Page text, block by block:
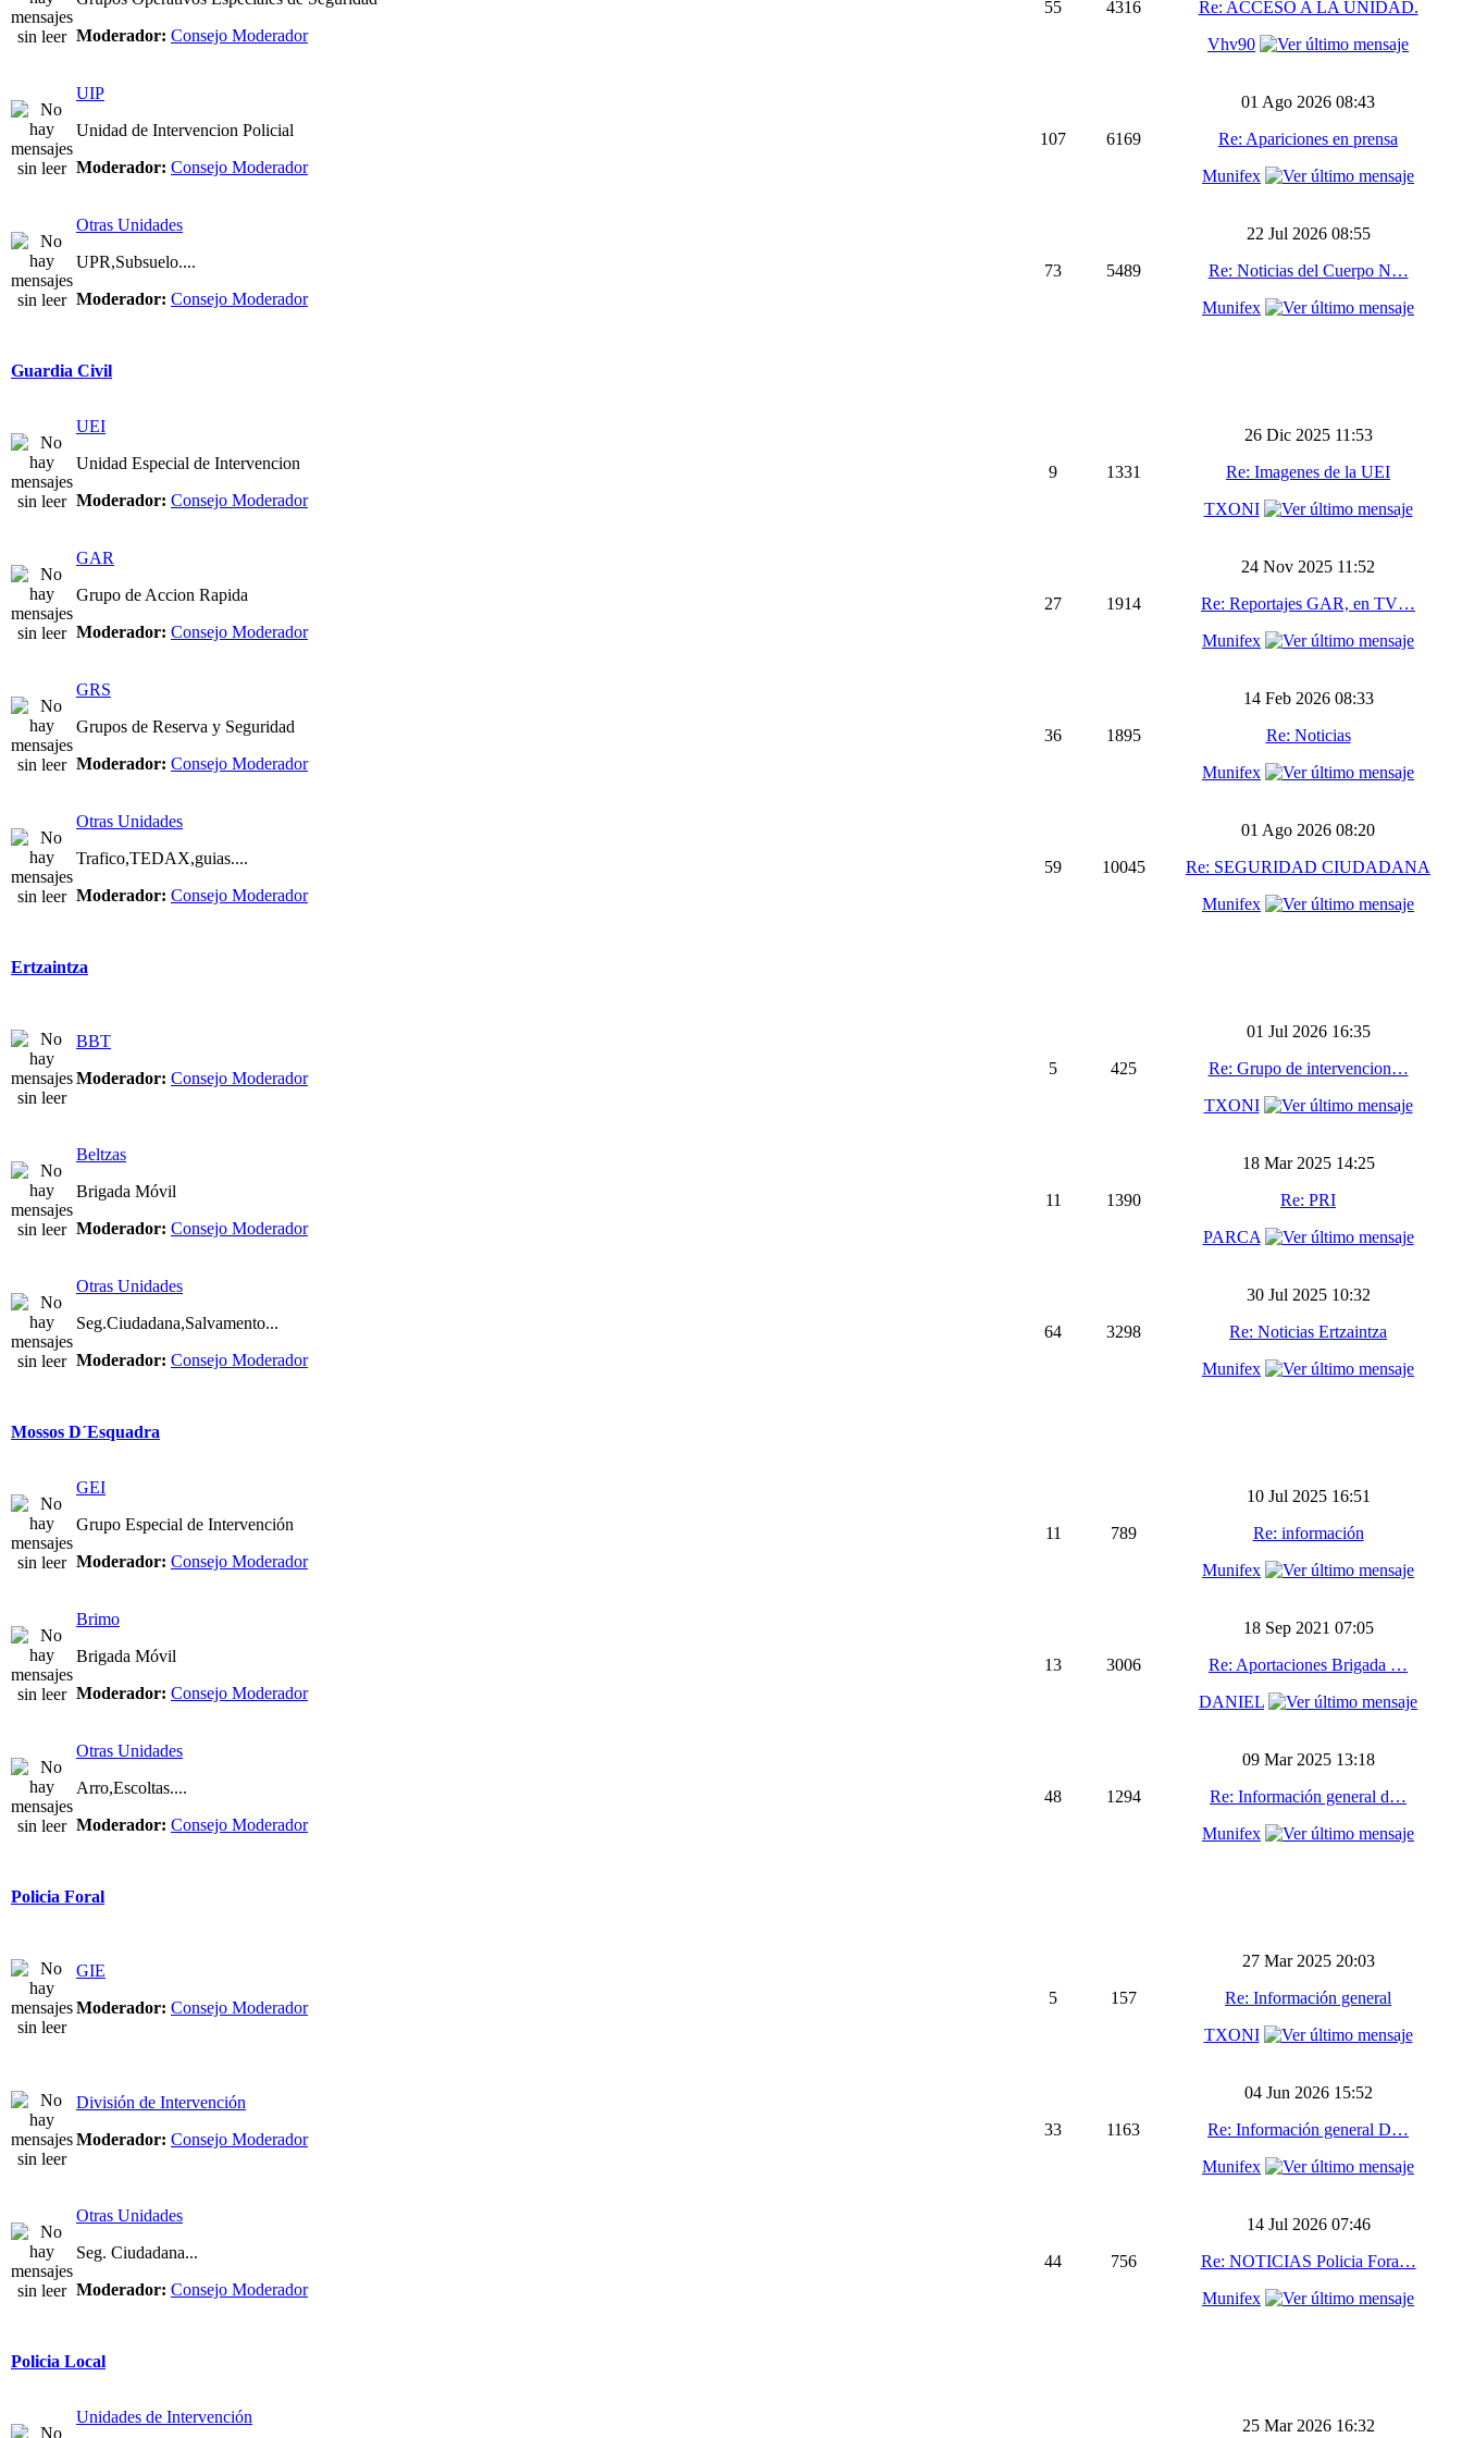
Moderador: Consejo Moderador
55 4316
Re: ACCESO A LA UNIDAD.
Vhv90
UIP
Unidad de Intervencion Policial
Moderador: Consejo Moderador
107 6169
01 Ago 2026 08:43
Re: Apariciones en prensa
Munifex
Otras Unidades
UPR,Subsuelo....
Moderador: Consejo Moderador
73 5489
22 Jul 2026 08:55
Re: Noticias del Cuerpo N…
Munifex
Guardia Civil
UEI
Unidad Especial de Intervencion
Moderador: Consejo Moderador
9 1331
26 Dic 2025 11:53
Re: Imagenes de la UEI
TXONI
GAR
Grupo de Accion Rapida
Moderador: Consejo Moderador
27 1914
24 Nov 2025 11:52
Re: Reportajes GAR, en TV…
Munifex
GRS
Grupos de Reserva y Seguridad
Moderador: Consejo Moderador
36 1895
14 Feb 2026 08:33
Re: Noticias
Munifex
Otras Unidades
Trafico,TEDAX,guias....
Moderador: Consejo Moderador
59 10045
01 Ago 2026 08:20
Re: SEGURIDAD CIUDADANA
Munifex
Ertzaintza
BBT
Moderador: Consejo Moderador
5 425
01 Jul 2026 16:35
Re: Grupo de intervencion…
TXONI
Beltzas
Brigada Móvil
Moderador: Consejo Moderador
11 1390
18 Mar 2025 14:25
Re: PRI
PARCA
Otras Unidades
Seg.Ciudadana,Salvamento...
Moderador: Consejo Moderador
64 3298
30 Jul 2025 10:32
Re: Noticias Ertzaintza
Munifex
Mossos D´Esquadra
GEI
Grupo Especial de Intervención
Moderador: Consejo Moderador
11 789
10 Jul 2025 16:51
Re: información
Munifex
Brimo
Brigada Móvil
Moderador: Consejo Moderador
13 3006
18 Sep 2021 07:05
Re: Aportaciones Brigada …
DANIEL
Otras Unidades
Arro,Escoltas....
Moderador: Consejo Moderador
48 1294
09 Mar 2025 13:18
Re: Información general d…
Munifex
Policia Foral
GIE
Moderador: Consejo Moderador
5 157
27 Mar 2025 20:03
Re: Información general
TXONI
División de Intervención
Moderador: Consejo Moderador
33 1163
04 Jun 2026 15:52
Re: Información general D…
Munifex
Otras Unidades
Seg. Ciudadana...
Moderador: Consejo Moderador
44 756
14 Jul 2026 07:46
Re: NOTICIAS Policia Fora…
Munifex
Policia Local
Unidades de Intervención
25 Mar 2026 16:32